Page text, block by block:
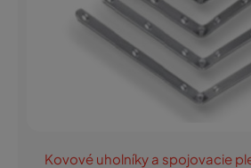
Kovové uholníky a spojovacie